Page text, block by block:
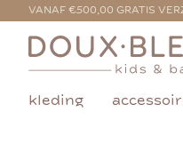
VANAF €500,00 GRATIS
kleding